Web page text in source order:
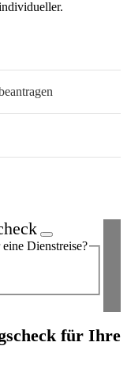
oder eine Dienstreise?
für Ihre